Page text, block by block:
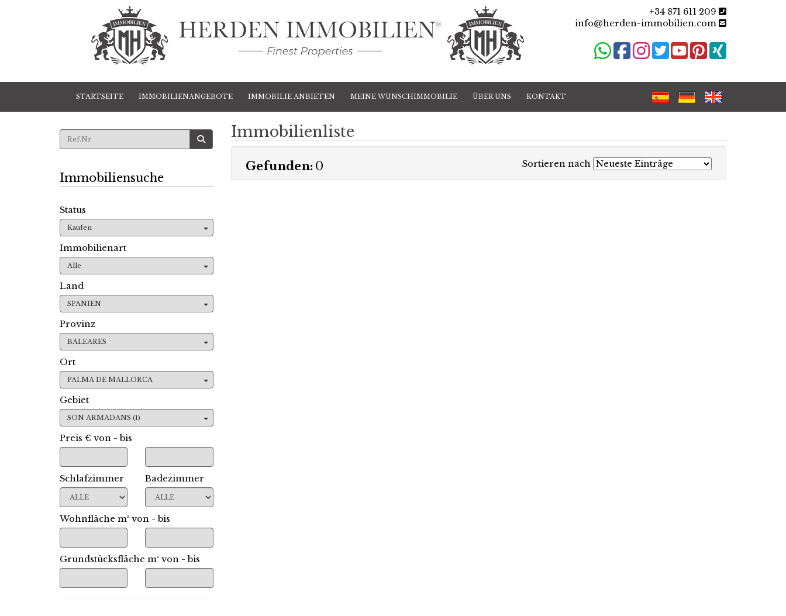
+34 871 611 209
info@herden-immobilien.com
STARTSEITE IMMOBILIENANGEBOTE IMMOBILIE ANBIETEN MEINE WUNSCHIMMOBILIE ÜBER UNS KONTAKT
Immobiliensuche
Status
Kaufen
Immobilienart
Alle
Land
SPANIEN
Provinz
BALEARES
Ort
PALMA DE MALLORCA
Gebiet
SON ARMADANS (1)
Preis € von - bis
Schlafzimmer Badezimmer
Wohnfläche m² von - bis
Grundstücksfläche m² von - bis
Immobilienliste
Gefunden: 0 Sortieren nach